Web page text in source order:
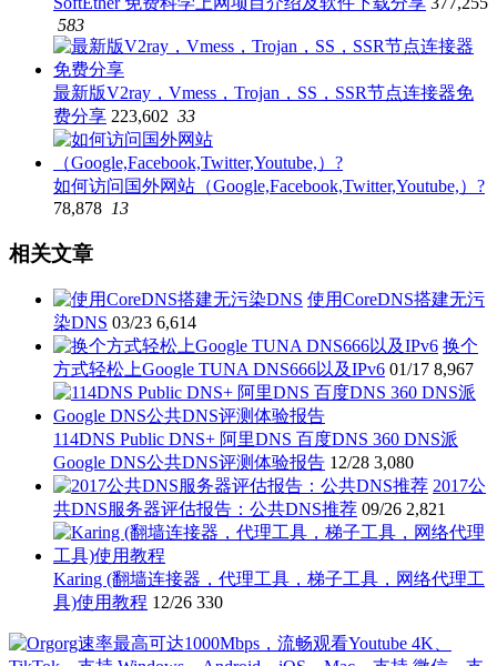
583
最新版V2ray，Vmess，Trojan，SS，SSR节点连接器免
费分享 223,602 33
如何访问国外网站（Google,Facebook,Twitter,Youtube,）?
78,878 13
相关文章
使用CoreDNS搭建无污
染DNS 03/23 6,614
换个
方式轻松上Google TUNA DNS666以及IPv6 01/17 8,967
114DNS Public DNS+ 阿里DNS 百度DNS 360 DNS派
Google DNS公共DNS评测体验报告 12/28 3,080
2017公
共DNS服务器评估报告：公共DNS推荐 09/26 2,821
Karing (翻墙连接器，代理工具，梯子工具，网络代理工
具)使用教程 12/26 330